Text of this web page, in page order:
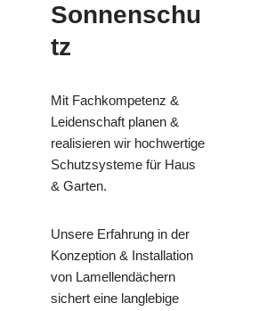
Sonnenschu
tz
Mit Fachkompetenz &
Leidenschaft planen &
realisieren wir hochwertige
Schutzsysteme für Haus
& Garten.
Unsere Erfahrung in der
Konzeption & Installation
von Lamellendächern
sichert eine langlebige